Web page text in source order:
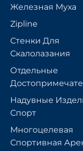
Железная Муха
Zipline
Стенки Для
Скалолазания
Отдельные
Надувные
Спорт
Многоцелевая
Спортивная